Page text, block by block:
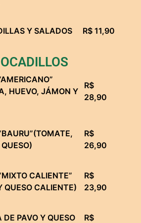
Y SALADOS
R$ 11,90
HUEVO, JÁMON Y
R$
28,90
R$
26,90
CALIENTE”
QUESO CALIENTE)
R$
23,90
DE PAVO Y QUESO
R$